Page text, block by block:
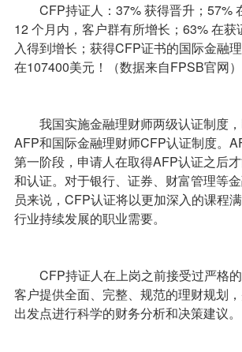
CFP持证人：37% 获得晋升；57%
12 个月内，客户群有所增长；63% 在获
入得到增长；获得CFP证书的国际金融
在107400美元！（数据来自FPSB官网）
我国实施金融理财师两级认证制度，
AFP和国际金融理财师CFP认证制度。
第一阶段，申请人在取得AFP认证之后
和认证。对于银行、证券、财富管理等
员来说，CFP认证将以更加深入的课程
行业持续发展的职业需要。
CFP持证人在上岗之前接受过严格的
客户提供全面、完整、规范的理财规划
出发点进行科学的财务分析和决策建议。